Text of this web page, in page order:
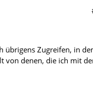
übrigens Zugreifen, in
von denen, die ich mit